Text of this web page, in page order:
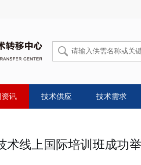
资讯 技术供应 技术需求
术线上国际培训班成功